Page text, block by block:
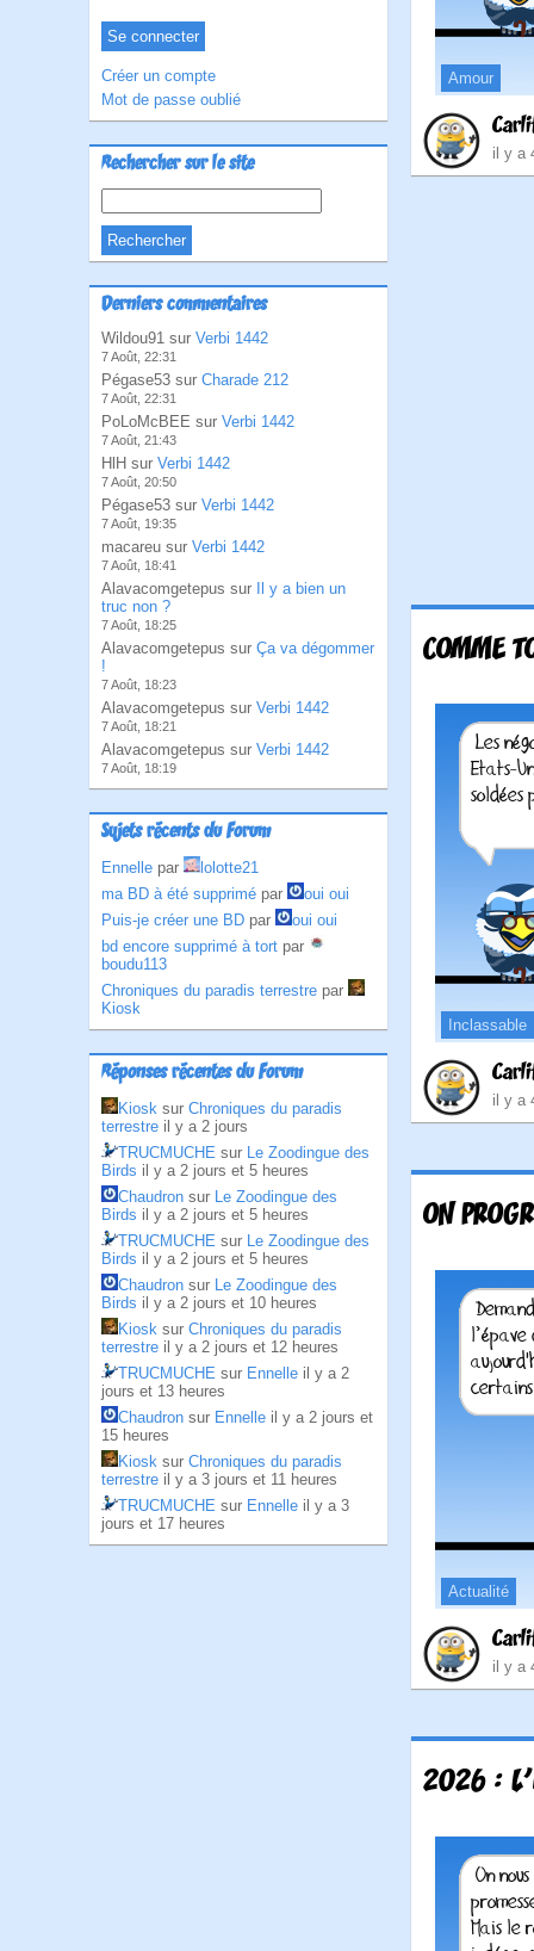
Créer un compte
Mot de passe oublié
Rechercher sur le site
Derniers commentaires
Wildou91 sur Verbi 1442
7 Août, 22:31
Pégase53 sur Charade 212
7 Août, 22:31
PoLoMcBEE sur Verbi 1442
7 Août, 21:43
HlH sur Verbi 1442
7 Août, 20:50
Pégase53 sur Verbi 1442
7 Août, 19:35
macareu sur Verbi 1442
7 Août, 18:41
Alavacomgetepus sur
Il y a bien un
truc non ?
7 Août, 18:25
Alavacomgetepus sur Ça va dégommer
!
7 Août, 18:23
Alavacomgetepus sur Verbi 1442
7 Août, 18:21
Alavacomgetepus sur Verbi 1442
7 Août, 18:19
Sujets récents du Forum
Ennelle par
lolotte21
ma BD à été supprimé par
oui oui
Puis-je créer une BD par
oui oui
bd encore supprimé à tort par
boudu113
Chroniques du paradis terrestre par
Kiosk
Réponses récentes du Forum
Kiosk sur Chroniques du paradis
terrestre il y a 2 jours
TRUCMUCHE sur Le Zoodingue des
Birds il y a 2 jours et 5 heures
Chaudron sur Le Zoodingue des
Birds il y a 2 jours et 5 heures
TRUCMUCHE sur Le Zoodingue des
Birds il y a 2 jours et 5 heures
Chaudron sur Le Zoodingue des
Birds il y a 2 jours et 10 heures
Kiosk sur Chroniques du paradis
terrestre il y a 2 jours et 12 heures
TRUCMUCHE sur Ennelle il y a 2
jours et 13 heures
Chaudron sur Ennelle il y a 2 jours et
15 heures
Kiosk sur Chroniques du paradis
terrestre il y a 3 jours et 11 heures
TRUCMUCHE sur Ennelle il y a 3
jours et 17 heures
Amour
il y a
COMME
Inclassable
il y a
ON
Actualité
il y a
2026 :